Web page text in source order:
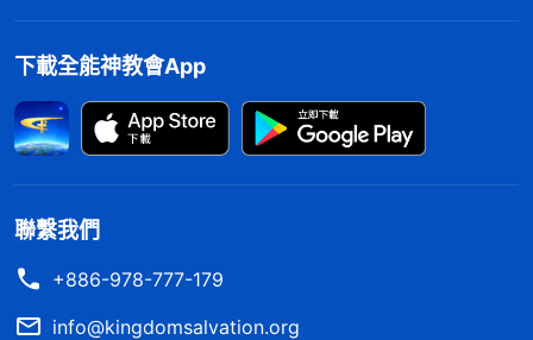
下載全能神教會App
聯繫我們
+886-978-777-179
info@kingdomsalvation.org